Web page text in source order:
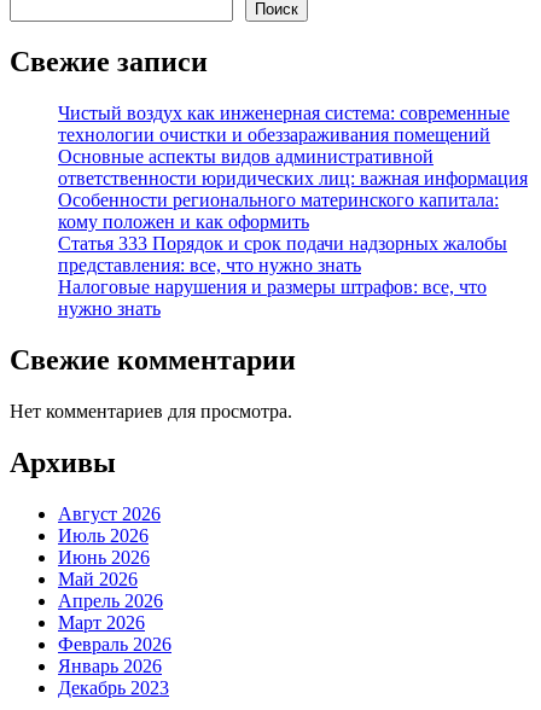
Поиск
Свежие записи
Чистый воздух как инженерная система: современные
технологии очистки и обеззараживания помещений
Основные аспекты видов административной
ответственности юридических лиц: важная информация
Особенности регионального материнского капитала:
кому положен и как оформить
Статья 333 Порядок и срок подачи надзорных жалобы
представления: все, что нужно знать
Налоговые нарушения и размеры штрафов: все, что
нужно знать
Свежие комментарии
Нет комментариев для просмотра.
Архивы
Август 2026
Июль 2026
Июнь 2026
Май 2026
Апрель 2026
Март 2026
Февраль 2026
Январь 2026
Декабрь 2023